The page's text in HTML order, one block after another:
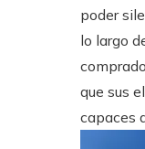
poder
lo largo
que sus
capaces